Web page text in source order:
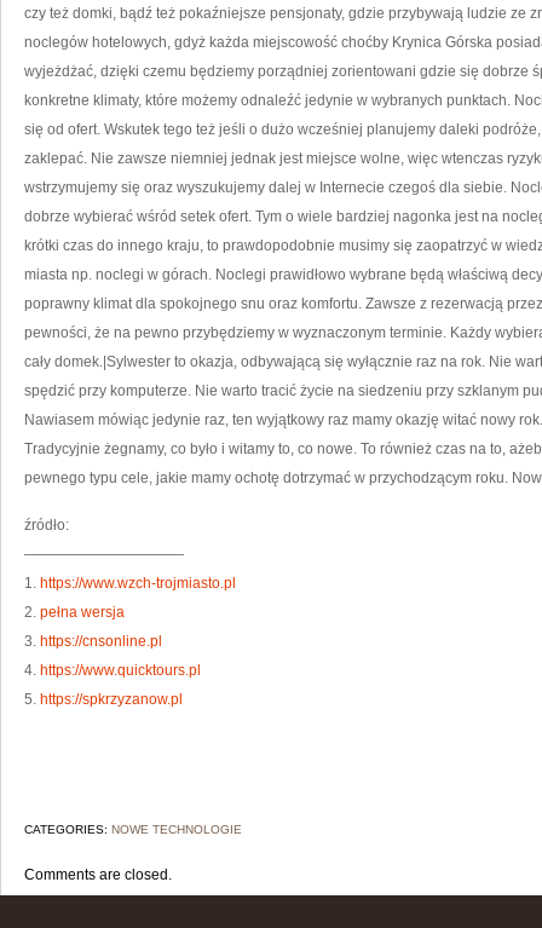
czy też domki, bądź też pokaźniejsze pensjonaty, gdzie przybywają ludzie ze
noclegów hotelowych, gdyż każda miejscowość choćby Krynica Górska
wyjeżdżać, dzięki czemu będziemy porządniej zorientowani gdzie się dobrze
konkretne klimaty, które możemy odnaleźć jedynie w wybranych punktach.
się od ofert. Wskutek tego też jeśli o dużo wcześniej planujemy daleki
zaklepać. Nie zawsze niemniej jednak jest miejsce wolne, więc wtenczas
wstrzymujemy się oraz wyszukujemy dalej w Internecie czegoś dla siebie.
dobrze wybierać wśród setek ofert. Tym o wiele bardziej nagonka jest na
krótki czas do innego kraju, to prawdopodobnie musimy się zaopatrzyć w
miasta np. noclegi w górach. Noclegi prawidłowo wybrane będą właściwą
poprawny klimat dla spokojnego snu oraz komfortu. Zawsze z rezerwacją
pewności, że na pewno przybędziemy w wyznaczonym terminie. Każdy
cały domek.|Sylwester to okazja, odbywającą się wyłącznie raz na rok. Nie
spędzić przy komputerze. Nie warto tracić życie na siedzeniu przy szklanym
Nawiasem mówiąc jedynie raz, ten wyjątkowy raz mamy okazję witać nowy
Tradycyjnie żegnamy, co było i witamy to, co nowe. To również czas na to,
pewnego typu cele, jakie mamy ochotę dotrzymać w przychodzącym roku.
źródło:
———————————
1. https://www.wzch-trojmiasto.pl
2. pełna wersja
3. https://cnsonline.pl
4. https://www.quicktours.pl
5. https://spkrzyzanow.pl
CATEGORIES: NOWE TECHNOLOGIE
Comments are closed.